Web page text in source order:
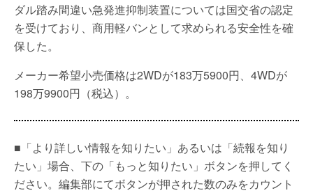
ダル踏み間違い急発進抑制装置については国交省の認定
を受けており、商用軽バンとして求められる安全性を確
保した。
メーカー希望小売価格は2WDが183万5900円、4WDが
198万9900円（税込）。
■「より詳しい情報を知りたい」あるいは「続報を知り
たい」場合、下の「もっと知りたい」ボタンを押してく
ださい。編集部にてボタンが押された数のみをカウント